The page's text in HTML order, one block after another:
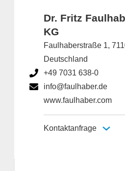
Dr. Fritz
KG
Faulhaberstraße 1,
Deutschland
+49 7031 638-0
info@faulhaber.de
www.faulhaber.com
Kontaktanfrage